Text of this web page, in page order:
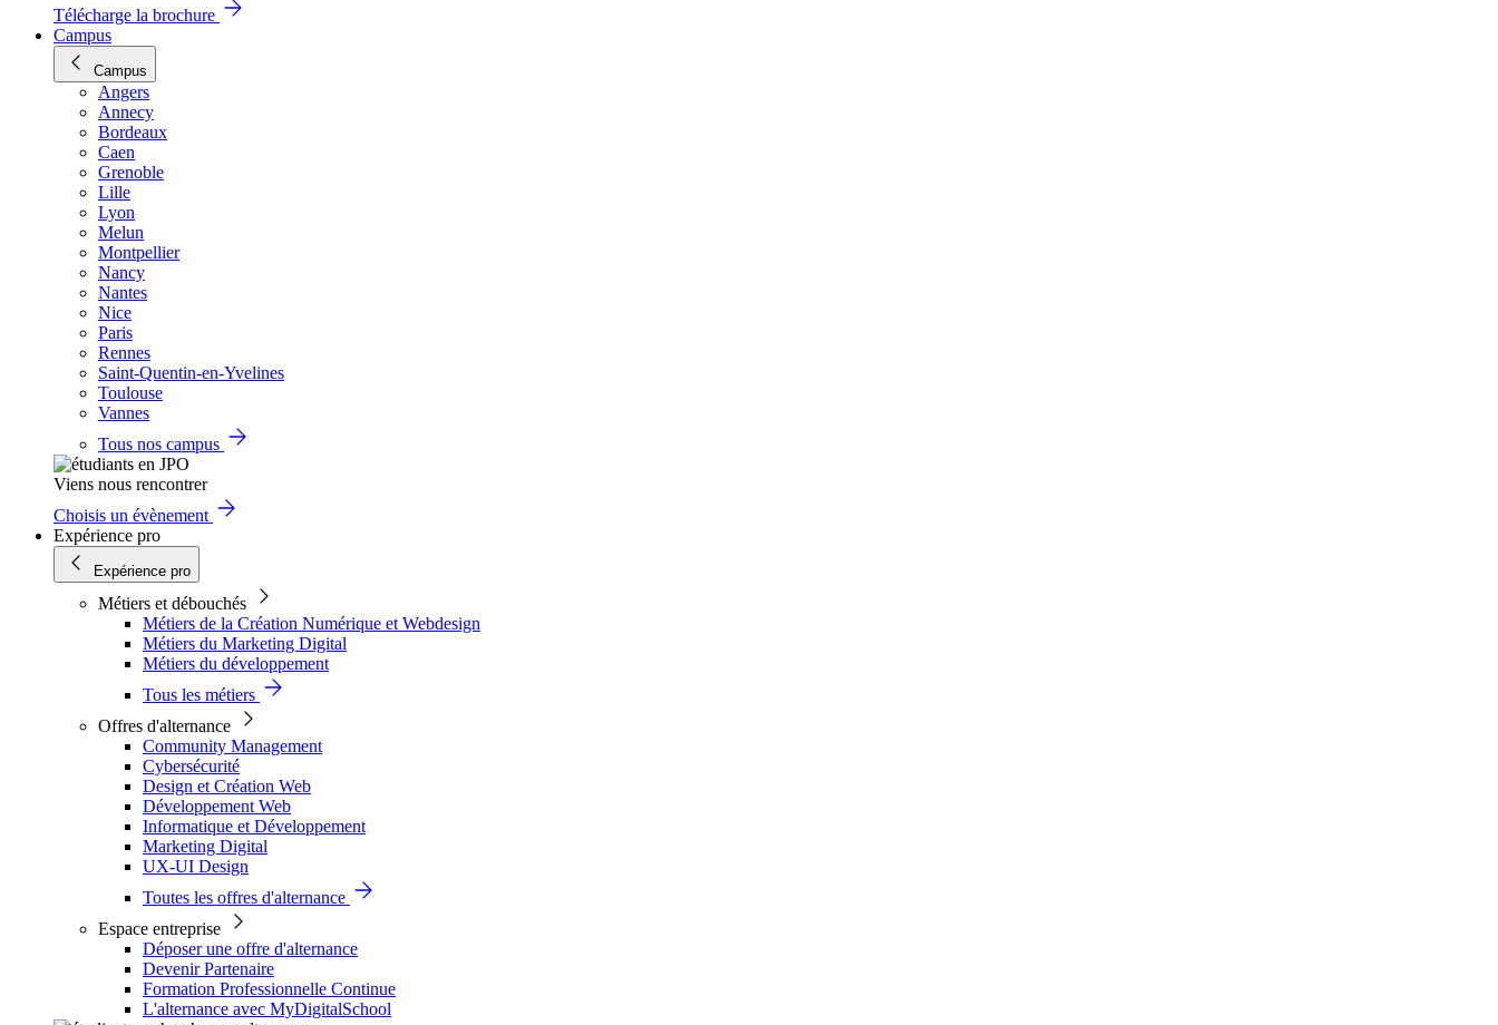
Télécharge la brochure
Campus
Campus
Angers
Annecy
Bordeaux
Caen
Grenoble
Lille
Lyon
Melun
Montpellier
Nancy
Nantes
Nice
Paris
Rennes
Saint-Quentin-en-Yvelines
Toulouse
Vannes
Tous nos campus
Viens nous rencontrer
Choisis un évènement
Expérience pro
Expérience pro
Métiers et débouchés
Métiers de la Création Numérique et Webdesign
Métiers du Marketing Digital
Métiers du développement
Tous les métiers
Offres d'alternance
Community Management
Cybersécurité
Design et Création Web
Développement Web
Informatique et Développement
Marketing Digital
UX-UI Design
Toutes les offres d'alternance
Espace entreprise
Déposer une offre d'alternance
Devenir Partenaire
Formation Professionnelle Continue
L'alternance avec MyDigitalSchool